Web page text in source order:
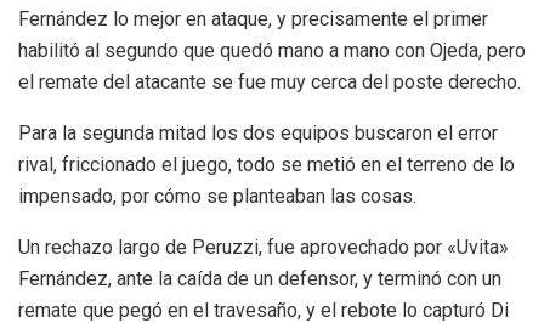
Fernández lo mejor en ataque, y precisamente el primer
habilitó al segundo que quedó mano a mano con Ojeda, pero
el remate del atacante se fue muy cerca del poste derecho.
Para la segunda mitad los dos equipos buscaron el error
rival, friccionado el juego, todo se metió en el terreno de lo
impensado, por cómo se planteaban las cosas.
Un rechazo largo de Peruzzi, fue aprovechado por «Uvita»
Fernández, ante la caída de un defensor, y terminó con un
remate que pegó en el travesaño, y el rebote lo capturó Di